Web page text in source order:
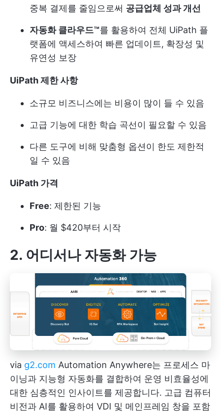
중복 결제를 줄임으로써 공급업체 성과 개선
자동화 클라우드™를 활용하여 전체 UiPath 플
랫폼에 액세스하여 빠른 업데이트, 확장성 및
유연성 보장
UiPath 제한 사항
소규모 비즈니스에는 비용이 많이 들 수 있음
고급 기능에 대한 학습 곡선이 필요할 수 있음
다른 도구에 비해 맞춤형 옵션이 한도 제한적
일 수 있음
UiPath 가격
Free: 제한된 기능
Pro: 월 $420부터 시작
2. 어디서나 자동화 가능
via g2.com Automation Anywhere는 프로세스 마
이닝과 지능형 자동화를 결합하여 운영 비효율성에
대한 심층적인 인사이트를 제공합니다. 고급 컴퓨터
비전과 AI를 활용하여 VDI 및 메인프레임 창을 포함